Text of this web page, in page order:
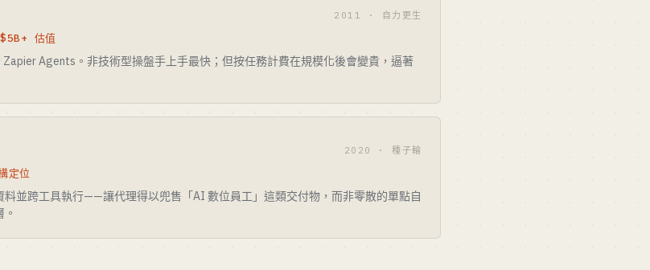
2011 · 自力更生
估值
Agents。非技術型操盤手上手最快；但按任務計費在規模化後會變貴，逼著
2020 · 種子輪
定位
料並跨工具執行——讓代理得以兜售「AI 數位員工」這類交付物，而非零散的單點自